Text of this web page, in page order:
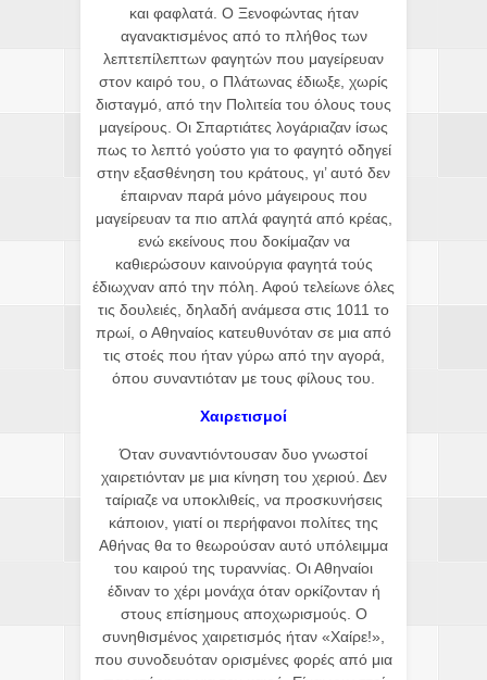
και φαφλατά. Ο Ξενοφώντας ήταν
αγανακτισμένος από το πλήθος των
λεπτεπίλεπτων φαγητών που μαγείρευαν
στον καιρό του, ο Πλάτωνας έδιωξε, χωρίς
δισταγμό, από την Πολιτεία του όλους τους
μαγείρους. Οι Σπαρτιάτες λογάριαζαν ίσως
πως το λεπτό γούστο για το φαγητό οδηγεί
στην εξασθένηση του κράτους, γι’ αυτό δεν
έπαιρναν παρά μόνο μάγειρους που
μαγείρευαν τα πιο απλά φαγητά από κρέας,
ενώ εκείνους που δοκίμαζαν να
καθιερώσουν καινούργια φαγητά τούς
έδιωχναν από την πόλη. Αφού τελείωνε όλες
τις δουλειές, δηλαδή ανάμεσα στις 1011 το
πρωί, ο Αθηναίος κατευθυνόταν σε μια από
τις στοές που ήταν γύρω από την αγορά,
όπου συναντιόταν με τους φίλους του.
Χαιρετισμοί
Όταν συναντιόντουσαν δυο γνωστοί
χαιρετιόνταν με μια κίνηση του χεριού. Δεν
ταίριαζε να υποκλιθείς, να προσκυνήσεις
κάποιον, γιατί οι περήφανοι πολίτες της
Αθήνας θα το θεωρούσαν αυτό υπόλειμμα
του καιρού της τυραννίας. Οι Αθηναίοι
έδιναν το χέρι μονάχα όταν ορκίζονταν ή
στους επίσημους αποχωρισμούς. Ο
συνηθισμένος χαιρετισμός ήταν «Χαίρε!»,
που συνοδευόταν ορισμένες φορές από μια